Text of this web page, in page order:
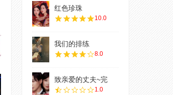
红色珍珠
10.0
我们的排练
8.0
致亲爱的丈夫~完
1.0